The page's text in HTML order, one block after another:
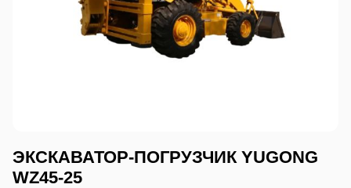
ЭКСКАВАТОР-ПОГРУЗЧИК YUGONG
WZ45-25